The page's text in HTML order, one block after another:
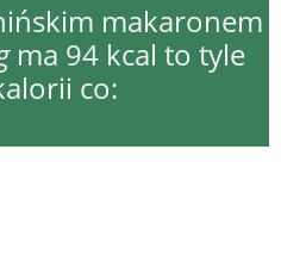
makaronem
ma 94 kcal to tyle
co: